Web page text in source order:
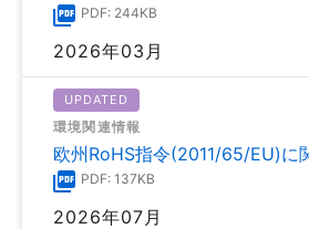
PDF: 244KB
2026年03月
UPDATED
環境関連情報
欧州RoHS指令(2011/65/EU)に
PDF: 137KB
2026年07月